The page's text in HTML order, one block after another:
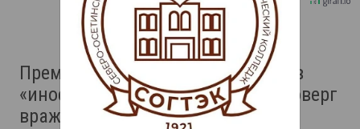
Премьер Грузии назвал русофобов
«иностранными агентами» и опроверг
враждебность народа к России